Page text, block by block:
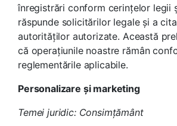
înregistrări conform cerințelor legii
răspunde solicitărilor legale și a
autorităților autorizate. Această
că operațiunile noastre rămân
reglementările aplicabile.
Personalizare și marketing
Temei juridic: Consimțământ